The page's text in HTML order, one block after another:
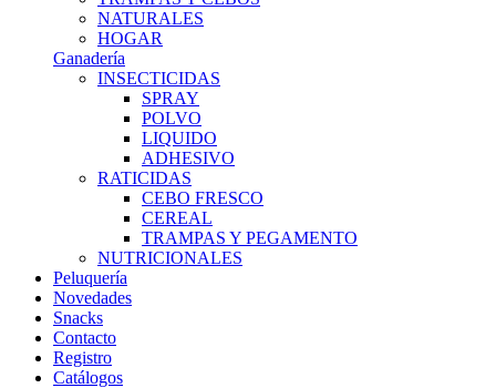
NATURALES
HOGAR
Ganadería
INSECTICIDAS
SPRAY
POLVO
LIQUIDO
ADHESIVO
RATICIDAS
CEBO FRESCO
CEREAL
TRAMPAS Y PEGAMENTO
NUTRICIONALES
Peluquería
Novedades
Snacks
Contacto
Registro
Catálogos